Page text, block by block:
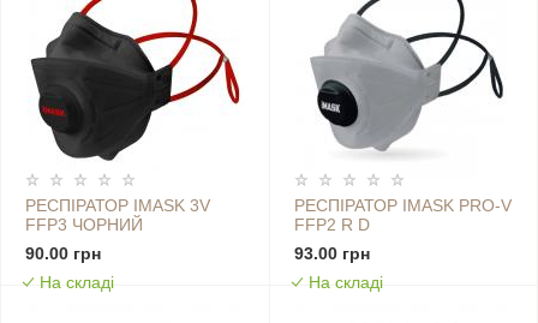
РЕСПІРАТОР IMASK 3V
FFP3 ЧОРНИЙ
90.00 грн
На складі
РЕСПІРАТОР IMASK PRO-V
FFP2 R D
93.00 грн
На складі